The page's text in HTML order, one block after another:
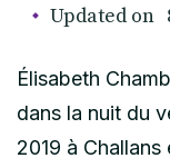
Updated on
Élisabeth
dans la nuit du
2019 à Challans